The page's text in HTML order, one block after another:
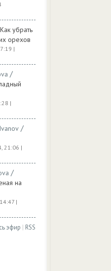
Как убрать
орехов
|
/
|
/
21:06 |
/
на
|
эфир | RSS